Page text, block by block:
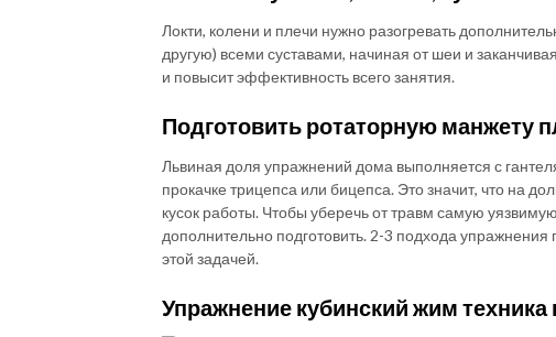
Локти, колени и плечи нужно разогревать
другую) всеми суставами, начиная от шеи и
и повысит эффективность всего занятия.
Подготовить ротаторную манжету
Львиная доля упражнений дома выполняется с
прокачке трицепса или бицепса. Это значит, что на
кусок работы. Чтобы уберечь от травм самую
дополнительно подготовить. 2-3 подхода
этой задачей.
Упражнение кубинский жим